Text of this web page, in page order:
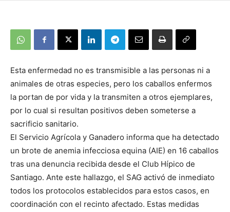
Esta enfermedad no es transmisible a las personas ni a
animales de otras especies, pero los caballos enfermos
la portan de por vida y la transmiten a otros ejemplares,
por lo cual si resultan positivos deben someterse a
sacrificio sanitario.
El Servicio Agrícola y Ganadero informa que ha detectado
un brote de anemia infecciosa equina (AIE) en 16 caballos
tras una denuncia recibida desde el Club Hípico de
Santiago. Ante este hallazgo, el SAG activó de inmediato
todos los protocolos establecidos para estos casos, en
coordinación con el recinto afectado. Estas medidas